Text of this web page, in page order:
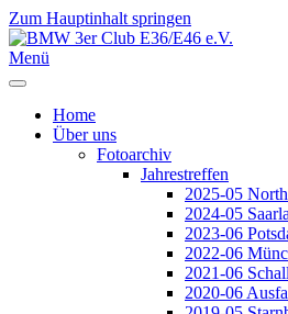
Zum Hauptinhalt springen
Menü
Home
Über uns
Fotoarchiv
Jahrestreffen
2025-05
2024-05
2023-06
2022-06
2021-06
2020-06
Jahr
Monat
Jahr
Monat